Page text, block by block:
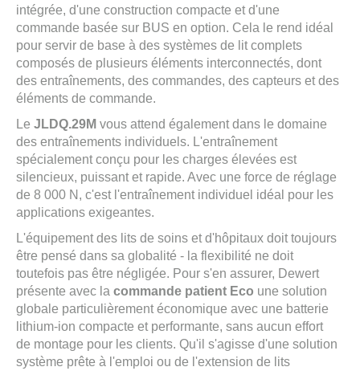
intégrée, d'une construction compacte et d'une
commande basée sur BUS en option. Cela le rend idéal
pour servir de base à des systèmes de lit complets
composés de plusieurs éléments interconnectés, dont
des entraînements, des commandes, des capteurs et des
éléments de commande.
Le JLDQ.29M vous attend également dans le domaine
des entraînements individuels. L'entraînement
spécialement conçu pour les charges élevées est
silencieux, puissant et rapide. Avec une force de réglage
de 8 000 N, c'est l'entraînement individuel idéal pour les
applications exigeantes.
L'équipement des lits de soins et d'hôpitaux doit toujours
être pensé dans sa globalité - la flexibilité ne doit
toutefois pas être négligée. Pour s'en assurer, Dewert
présente avec la commande patient Eco une solution
globale particulièrement économique avec une batterie
lithium-ion compacte et performante, sans aucun effort
de montage pour les clients. Qu'il s'agisse d'une solution
système prête à l'emploi ou de l'extension de lits